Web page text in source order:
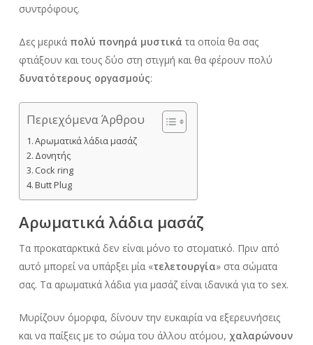
συντρόφους.
Δες μερικά πολύ πονηρά μυστικά τα οποία θα σας
φτιάξουν και τους δύο στη στιγμή και θα φέρουν πολύ
δυνατότερους οργασμούς:
Περιεχόμενα Άρθρου
Αρωματικά λάδια μασάζ
Δονητής
Cock ring
Butt Plug
Αρωματικά λάδια μασάζ
Τα προκαταρκτικά δεν είναι μόνο το στοματικό. Πριν από
αυτό μπορεί να υπάρξει μία «τελετουργία» στα σώματα
σας. Τα αρωματικά λάδια για μασάζ είναι ιδανικά για το sex.
Μυρίζουν όμορφα, δίνουν την ευκαιρία να εξερευνήσεις
και να παίξεις με το σώμα του άλλου ατόμου, χαλαρώνουν